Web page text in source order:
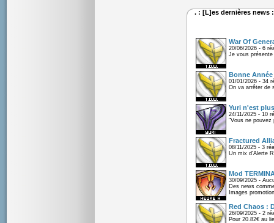
. : [L]es dernières news
War Of
20/06/2026 - 6
Je vous
Bonne
01/01/2026 - 34
On va arrêter de
Yuri n'est
24/11/2025 - 10
"Vous ne pouvez
Fractured
08/11/2025 - 3
Un mix d'Alerte
Mod
30/09/2025 -
Des news
Images
Red Chaos :
26/09/2025 - 2
Pour 20.82€ au